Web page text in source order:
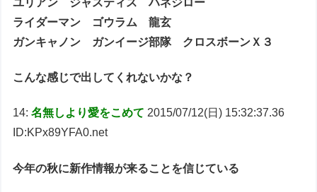
ライダーマン ゴウラム 龍玄
ガンキャノン ガンイージ部隊 クロスボーンＸ３
こんな感じで出してくれないかな？
14:名無しより愛をこめて 2015/07/12(日) 15:32:37.36
ID:KPx89YFA0.net
今年の秋に新作情報が来ることを信じている